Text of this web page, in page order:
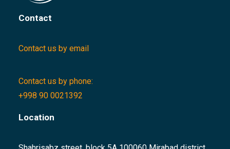
Contact
Contact us by email
Contact us by phone:
+998 90 0021392
Location